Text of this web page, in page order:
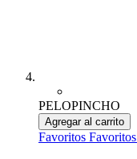
PELOPINCHO
Agregar al carrito
Favoritos Favoritos